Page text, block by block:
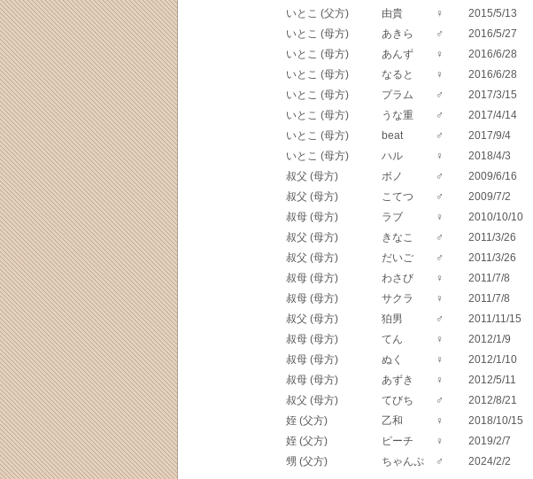
いとこ (父方) 由貴 ♀ 2015/5/13
いとこ (母方) あきら ♂ 2016/5/27
いとこ (母方) あんず ♀ 2016/6/28
いとこ (母方) なると ♀ 2016/6/28
いとこ (母方) プラム ♂ 2017/3/15
いとこ (母方) うな重 ♂ 2017/4/14
いとこ (母方) beat ♂ 2017/9/4
いとこ (母方) ハル ♀ 2018/4/3
叔父 (母方) ボノ ♂ 2009/6/16
叔父 (母方) こてつ ♂ 2009/7/2
叔母 (母方) ラブ ♀ 2010/10/10
叔父 (母方) きなこ ♂ 2011/3/26
叔父 (母方) だいご ♂ 2011/3/26
叔母 (母方) わさび ♀ 2011/7/8
叔母 (母方) サクラ ♀ 2011/7/8
叔父 (母方) 狛男 ♂ 2011/11/15
叔母 (母方) てん ♀ 2012/1/9
叔母 (母方) ぬく ♀ 2012/1/10
叔母 (母方) あずき ♀ 2012/5/11
叔父 (母方) てびち ♂ 2012/8/21
姪 (父方) 乙和 ♀ 2018/10/15
姪 (父方) ピーチ ♀ 2019/2/7
甥 (父方) ちゃんぷ ♂ 2024/2/2